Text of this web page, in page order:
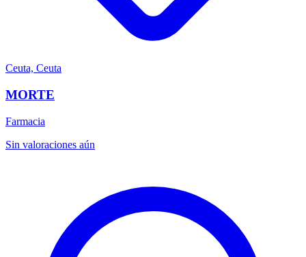
Ceuta, Ceuta
MORTE
Farmacia
Sin valoraciones aún